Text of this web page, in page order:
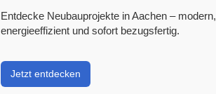
Entdecke Neubauprojekte in Aachen – modern,
energieeffizient und sofort bezugsfertig.
Jetzt entdecken